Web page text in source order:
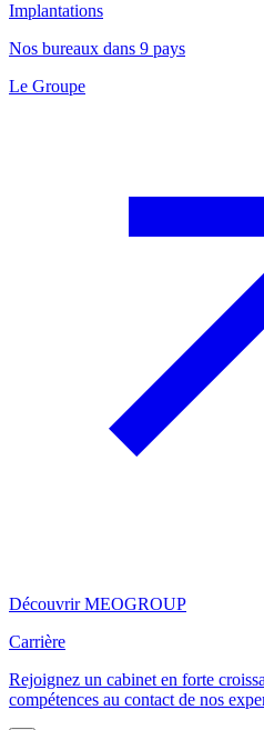
Implantations
Nos bureaux dans 9 pays
Le Groupe
Découvrir MEOGROUP
Carrière
Rejoignez un cabinet en forte
compétences au contact de nos